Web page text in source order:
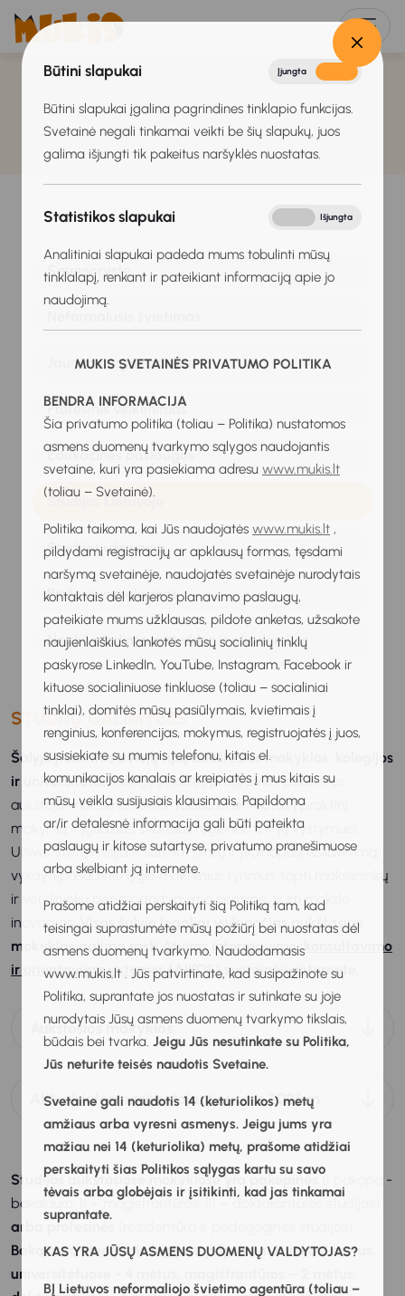
Būtini slapukai Įjungta
Būtini slapukai įgalina pagrindines tinklapio funkcijas.
Svetainė negali tinkamai veikti be šių slapukų, juos
galima išjungti tik pakeitus naršyklės nuostatas.
Statistikos slapukai Išjungta
Analitiniai slapukai padeda mums tobulinti mūsų
tinklalapį, renkant ir pateikiant informaciją apie jo
naudojimą.
MUKIS SVETAINĖS PRIVATUMO POLITIKA
BENDRA INFORMACIJA
Šia privatumo politika (toliau – Politika) nustatomos
asmens duomenų tvarkymo sąlygos naudojantis
svetaine, kuri yra pasiekiama adresu www.mukis.lt
(toliau – Svetainė).
Politika taikoma, kai Jūs naudojatės www.mukis.lt ,
pildydami registracijų ar apklausų formas, tęsdami
naršymą svetainėje, naudojatės svetainėje nurodytais
kontaktais dėl karjeros planavimo paslaugų,
pateikiate mums užklausas, pildote anketas, užsakote
naujienlaiškius, lankotės mūsų socialinių tinklų
paskyrose LinkedIn, YouTube, Instagram, Facebook ir
kituose socialiniuose tinkluose (toliau – socialiniai
tinklai), domitės mūsų pasiūlymais, kvietimais į
renginius, konferencijas, mokymus, registruojatės į juos,
susisiekiate su mumis telefonu, kitais el.
komunikacijos kanalais ar kreipiatės į mus kitais su
mūsų veikla susijusiais klausimais. Papildoma
ar/ir detalesnė informacija gali būti pateikta
paslaugų ir kitose sutartyse, privatumo pranešimuose
arba skelbiant ją internete.
Prašome atidžiai perskaityti šią Politiką tam, kad
teisingai suprastumėte mūsų požiūrį bei nuostatas dėl
asmens duomenų tvarkymo. Naudodamasis
www.mukis.lt . Jūs patvirtinate, kad susipažinote su
Politika, suprantate jos nuostatas ir sutinkate su joje
nurodytais Jūsų asmens duomenų tvarkymo tikslais,
būdais bei tvarka. Jeigu Jūs nesutinkate su Politika,
Jūs neturite teisės naudotis Svetaine.
Svetaine gali naudotis 14 (keturiolikos) metų
amžiaus arba vyresni asmenys. Jeigu jums yra
mažiau nei 14 (keturiolika) metų, prašome atidžiai
perskaityti šias Politikos sąlygas kartu su savo
tėvais arba globėjais ir įsitikinti, kad jas tinkamai
suprantate.
KAS YRA JŪSŲ ASMENS DUOMENŲ VALDYTOJAS?
BĮ Lietuvos neformaliojo švietimo agentūra (toliau –
Savanorystė
Jaunimo organizacijos
Profesinis veiklinimas
Edukacinės paslaugos
Studijos Lietuvoje
Studijos užsienyje
Profesinis mokymas
Neakivaizdinės mokyklos ir akademijos
STUDIJŲ GALIMYBĖS
Šalyje įteisintos dviejų tipų aukštosios mokyklos: kolegijos
ir universitetai.Kolegijų studijų programos paremtos
aukštojo mokslo žiniomis, tačiau orientuotos į praktinį
mokymą ir įgūdžius, svarbius regionams ir jų vystymuisi.
Universitetų misija – suteikti platų ir įvairiapusį išsilavinimą,
vykdyti pasaulinio lygio mokslinius tyrimus, tapti mokslininkų
ir verslininkų bendradarbiavimo centrais, kurti mokslo
inovacijas.Visas šalyje legaliai veikiančias aukštąsias
mokyklas galima rastiAtviros informavimo, konsultavimo
ir orientavimo sistemos (AIKOS)svetainėje internete.
Aukštosios mokyklos
Aktuali informacija stojantiesiems 2026 m.
Studijos aukštosiose mokyklose yra pakopinės (I pakopa -
bakalauro, II – magistrantūros, III – doktorantūros studijos)
arba profesinės
Bakalauro studijos kolegijose paprastai trunka 3 metus,
universitetuose - 4 metus, magistrantūros – 2 metus,